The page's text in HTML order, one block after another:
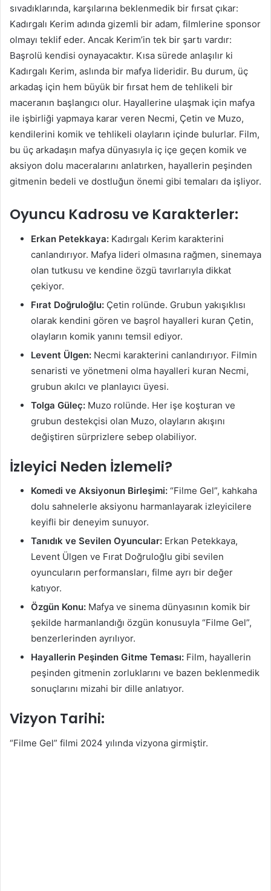
sıvadıklarında, karşılarına beklenmedik bir fırsat çıkar:
Kadırgalı Kerim adında gizemli bir adam, filmlerine sponsor
olmayı teklif eder. Ancak Kerim’in tek bir şartı vardır:
Başrolü kendisi oynayacaktır. Kısa sürede anlaşılır ki
Kadırgalı Kerim, aslında bir mafya lideridir. Bu durum, üç
arkadaş için hem büyük bir fırsat hem de tehlikeli bir
maceranın başlangıcı olur. Hayallerine ulaşmak için mafya
ile işbirliği yapmaya karar veren Necmi, Çetin ve Muzo,
kendilerini komik ve tehlikeli olayların içinde bulurlar. Film,
bu üç arkadaşın mafya dünyasıyla iç içe geçen komik ve
aksiyon dolu maceralarını anlatırken, hayallerin peşinden
gitmenin bedeli ve dostluğun önemi gibi temaları da işliyor.
Oyuncu Kadrosu ve Karakterler:
Erkan Petekkaya: Kadırgalı Kerim karakterini
canlandırıyor. Mafya lideri olmasına rağmen, sinemaya
olan tutkusu ve kendine özgü tavırlarıyla dikkat
çekiyor.
Fırat Doğruloğlu: Çetin rolünde. Grubun yakışıklısı
olarak kendini gören ve başrol hayalleri kuran Çetin,
olayların komik yanını temsil ediyor.
Levent Ülgen: Necmi karakterini canlandırıyor. Filmin
senaristi ve yönetmeni olma hayalleri kuran Necmi,
grubun akılcı ve planlayıcı üyesi.
Tolga Güleç: Muzo rolünde. Her işe koşturan ve
grubun destekçisi olan Muzo, olayların akışını
değiştiren sürprizlere sebep olabiliyor.
İzleyici Neden İzlemeli?
Komedi ve Aksiyonun Birleşimi: “Filme Gel”, kahkaha
dolu sahnelerle aksiyonu harmanlayarak izleyicilere
keyifli bir deneyim sunuyor.
Tanıdık ve Sevilen Oyuncular: Erkan Petekkaya,
Levent Ülgen ve Fırat Doğruloğlu gibi sevilen
oyuncuların performansları, filme ayrı bir değer
katıyor.
Özgün Konu: Mafya ve sinema dünyasının komik bir
şekilde harmanlandığı özgün konusuyla “Filme Gel”,
benzerlerinden ayrılıyor.
Hayallerin Peşinden Gitme Teması: Film, hayallerin
peşinden gitmenin zorluklarını ve bazen beklenmedik
sonuçlarını mizahi bir dille anlatıyor.
Vizyon Tarihi:
“Filme Gel” filmi 2024 yılında vizyona girmiştir.